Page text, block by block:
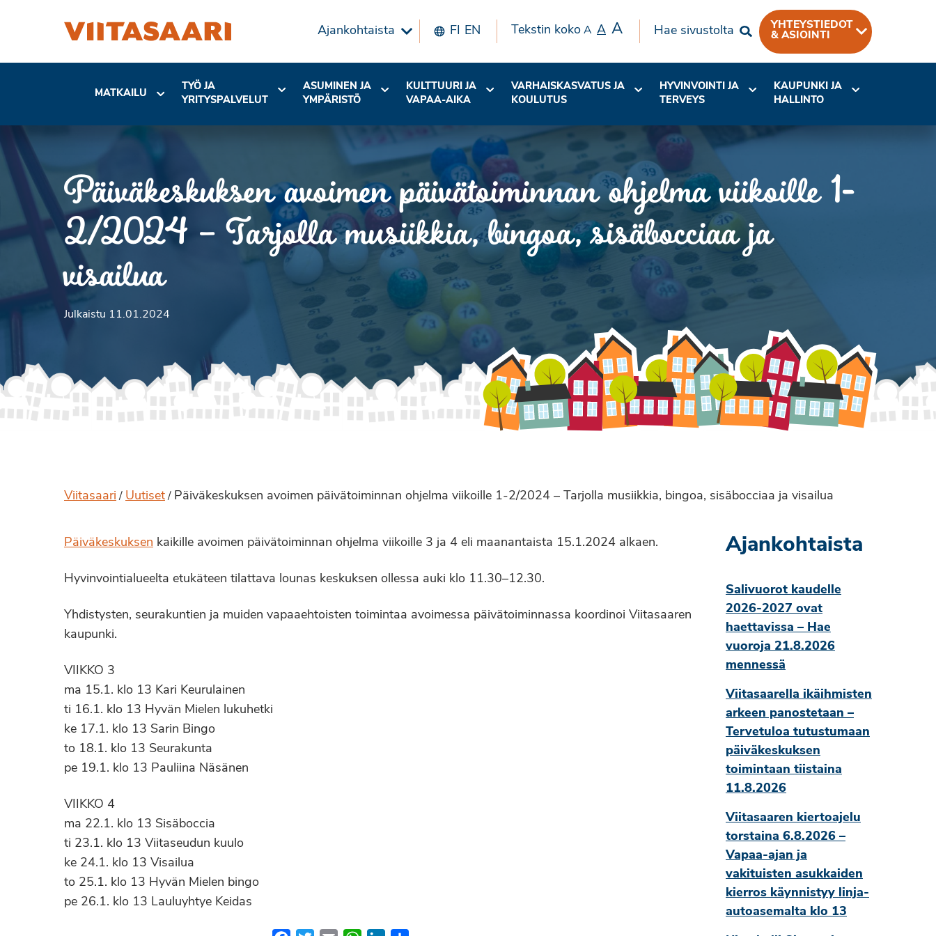
Ajankohtaista FI EN Tekstin koko A A A Hae sivustolta
YHTEYSTIEDOT
& ASIOINTI
MATKAILU
TYÖ JA
YRITYSPALVELUT
ASUMINEN JA
YMPÄRISTÖ
KULTTUURI JA
VAPAA-AIKA
VARHAISKASVATUS JA
KOULUTUS
HYVINVOINTI JA
TERVEYS
KAUPUNKI JA
HALLINTO
Päiväkeskuksen avoimen päivätoiminnan ohjelma viikoille 1-
2/2024 – Tarjolla musiikkia, bingoa, sisäbocciaa ja
visailua
Julkaistu 11.01.2024
Viitasaari / Uutiset / Päiväkeskuksen avoimen päivätoiminnan ohjelma viikoille 1-2/2024 – Tarjolla musiikkia, bingoa, sisäbocciaa ja visailua
Päiväkeskuksen kaikille avoimen päivätoiminnan ohjelma viikoille 3 ja 4 eli maanantaista 15.1.2024 alkaen.
Hyvinvointialueelta etukäteen tilattava lounas keskuksen ollessa auki klo 11.30–12.30.
Yhdistysten, seurakuntien ja muiden vapaaehtoisten toimintaa avoimessa päivätoiminnassa koordinoi Viitasaaren
kaupunki.
VIIKKO 3
ma 15.1. klo 13 Kari Keurulainen
ti 16.1. klo 13 Hyvän Mielen lukuhetki
ke 17.1. klo 13 Sarin Bingo
to 18.1. klo 13 Seurakunta
pe 19.1. klo 13 Pauliina Näsänen
VIIKKO 4
ma 22.1. klo 13 Sisäboccia
ti 23.1. klo 13 Viitaseudun kuulo
ke 24.1. klo 13 Visailua
to 25.1. klo 13 Hyvän Mielen bingo
pe 26.1. klo 13 Lauluyhtye Keidas
Ajankohtaista
Salivuorot kaudelle
2026-2027 ovat
haettavissa – Hae
vuoroja 21.8.2026
mennessä
Viitasaarella ikäihmisten
arkeen panostetaan –
Tervetuloa tutustumaan
päiväkeskuksen
toimintaan tiistaina
11.8.2026
Viitasaaren kiertoajelu
torstaina 6.8.2026 –
Vapaa-ajan ja
vakituisten asukkaiden
kierros käynnistyy linja-
autoasemalta klo 13